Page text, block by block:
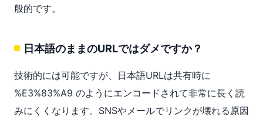
般的です。
日本語のままのURLではダメですか？
技術的には可能ですが、日本語URLは共有時に
%E3%83%A9 のようにエンコードされて非常に長く読
みにくくなります。SNSやメールでリンクが壊れる原因